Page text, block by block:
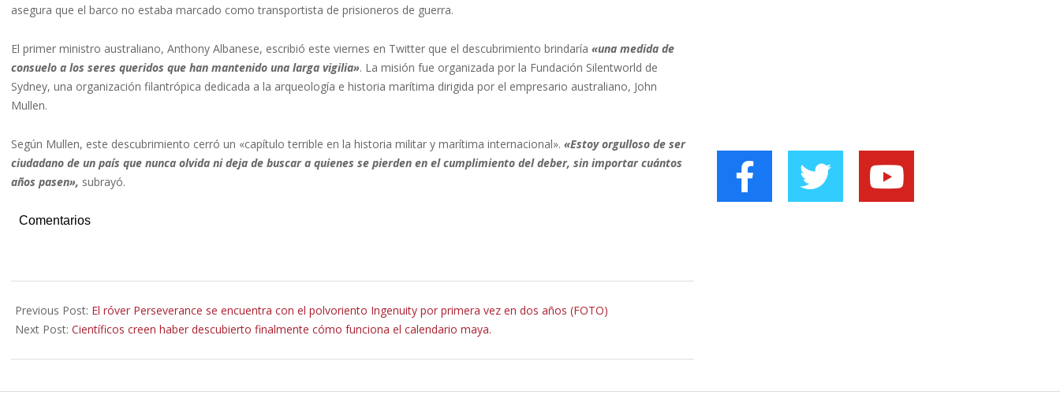
asegura que el barco no estaba marcado como transportista de prisioneros de guerra.
El primer ministro australiano, Anthony Albanese, escribió este viernes en Twitter que el descubrimiento brindaría «una medida de
consuelo a los seres queridos que han mantenido una larga vigilia». La misión fue organizada por la Fundación Silentworld de
Sydney, una organización filantrópica dedicada a la arqueología e historia marítima dirigida por el empresario australiano, John
Mullen.
Según Mullen, este descubrimiento cerró un «capítulo terrible en la historia militar y marítima internacional». «Estoy orgulloso de ser
ciudadano de un país que nunca olvida ni deja de buscar a quienes se pierden en el cumplimiento del deber, sin importar cuántos
años pasen», subrayó.
Comentarios
04-
24
Previous Post: El róver Perseverance se encuentra con el polvoriento Ingenuity por primera vez en dos años (FOTO)
Next Post: Científicos creen haber descubierto finalmente cómo funciona el calendario maya.